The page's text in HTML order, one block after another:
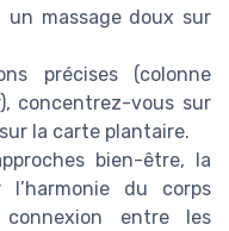
massage doux sur
précises (colonne
concentrez-vous sur
la carte plantaire.
bien-être, la
du corps
entre les